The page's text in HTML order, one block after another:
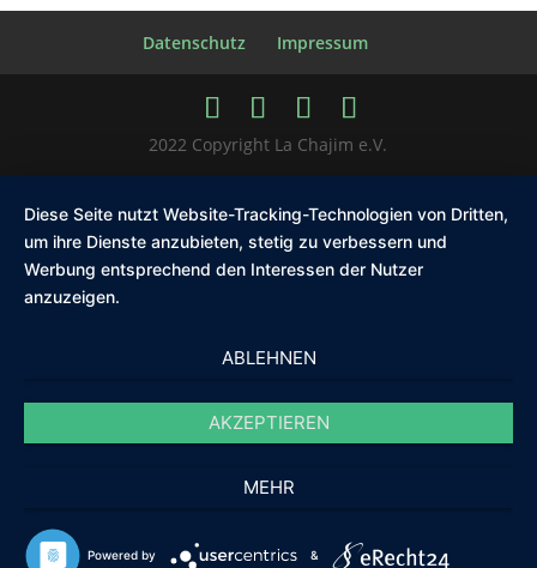
Datenschutz Impressum
2022 Copyright La Chajim e.V.
Diese Seite nutzt Website-Tracking-Technologien von Dritten,
um ihre Dienste anzubieten, stetig zu verbessern und
Werbung entsprechend den Interessen der Nutzer
anzuzeigen.
ABLEHNEN
AKZEPTIEREN
MEHR
Powered by &